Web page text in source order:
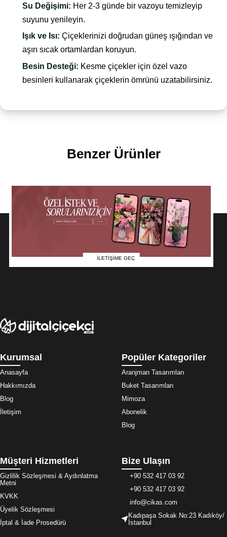
Su Değişimi: Her 2-3 günde bir vazoyu temizleyip
suyunu yenileyin.
Işık ve Isı: Çiçeklerinizi doğrudan güneş ışığından ve
aşırı sıcak ortamlardan koruyun.
Besin Desteği: Kesme çiçekler için özel vazo
besinleri kullanarak çiçeklerin ömrünü uzatabilirsiniz.
Benzer Ürünler
İLETİŞİME GEÇ
Kurumsal
Anasayfa
Hakkımızda
Blog
İletişim
Popüler Kategoriler
Aranjman Tasarımları
Buket Tasarımları
Mimoza
Abonelik
Blog
Müşteri Hizmetleri
Gizlilik Sözleşmesi & Aydınlatma
Metni
KVKK
Üyelik Sözleşmesi
İptal & İade Prosedürü
Bize Ulaşın
+90 532 417 03 92
+90 532 417 03 92
info@cikas.com
Kadıpaşa Sokak No:23 Kadıköy/
İstanbul